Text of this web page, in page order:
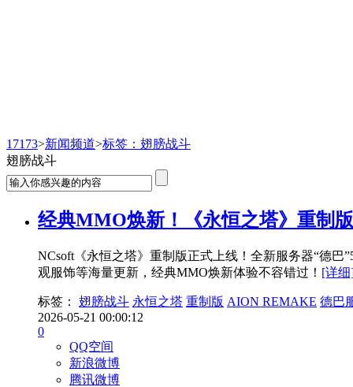
17173>新闻频道>标签：翅膀战斗
翅膀战斗
经典MMO焕新！《永恒之塔》重制
NCsoft《永恒之塔》重制版正式上线！全新服务器“德
观服饰等海量更新，经典MMO焕新体验不容错过！ [详
标签： 翅膀战斗 永恒之塔 重制版 AION REMAKE 德巴
2026-05-21 00:00:12
0
QQ空间
新浪微博
腾讯微博